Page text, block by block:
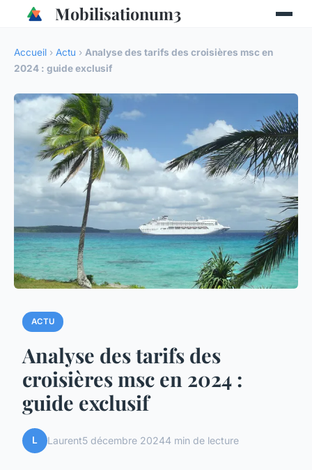
Mobilisationum3
Accueil › Actu › Analyse des tarifs des croisières msc en
2024 : guide exclusif
ACTU
Analyse des tarifs des
croisières msc en 2024 :
guide exclusif
L Laurent5 décembre 20244 min de lecture